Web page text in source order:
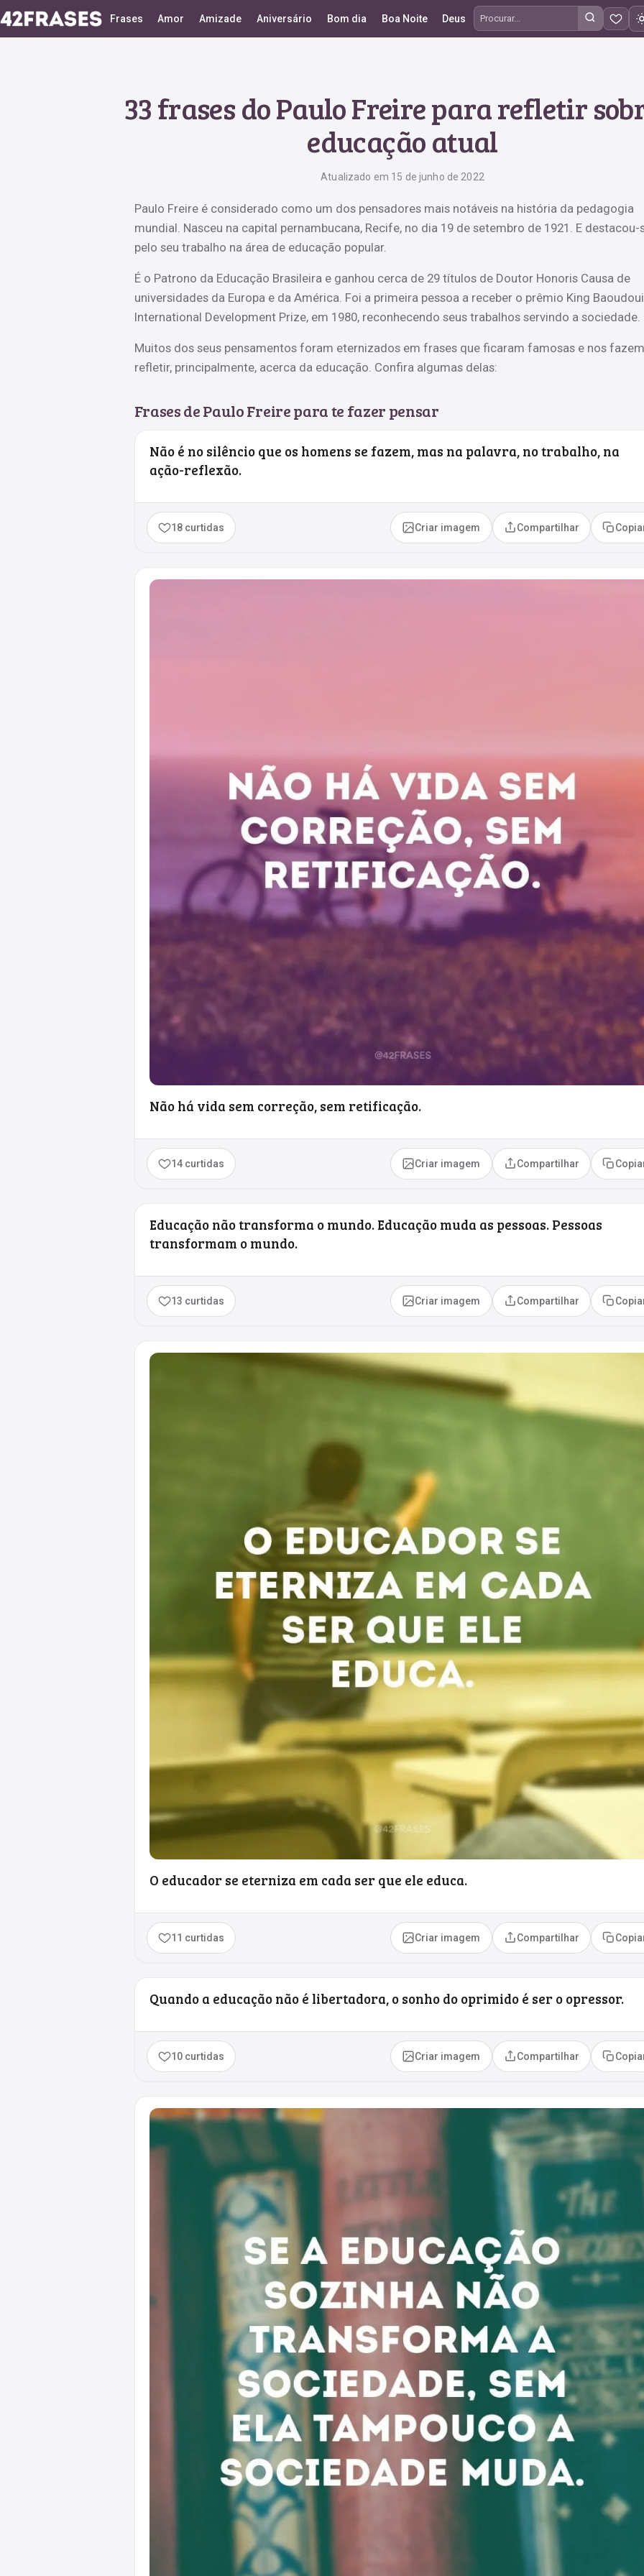
Frases Amor Amizade Aniversário Bom dia Boa Noite Deus
Procurar frases
33 frases do Paulo Freire para refletir
educação atual
Atualizado em 15 de junho de 2022
Paulo Freire é considerado como um dos pensadores mais notáveis na história da pedagogia
mundial. Nasceu na capital pernambucana, Recife, no dia 19 de setembro de 1921. E destacou-
pelo seu trabalho na área de educação popular.
É o Patrono da Educação Brasileira e ganhou cerca de 29 títulos de Doutor Honoris Causa de
universidades da Europa e da América. Foi a primeira pessoa a receber o prêmio King
International Development Prize, em 1980, reconhecendo seus trabalhos servindo a sociedade.
Muitos dos seus pensamentos foram eternizados em frases que ficaram famosas e nos fazem
refletir, principalmente, acerca da educação. Confira algumas delas:
Frases de Paulo Freire para te fazer pensar
Não é no silêncio que os homens se fazem, mas na palavra, no trabalho, na
ação-reflexão.
18 curtidas Criar imagem Compartilhar
Não há vida sem correção, sem retificação.
14 curtidas Criar imagem Compartilhar
Educação não transforma o mundo. Educação muda as pessoas. Pessoas
transformam o mundo.
13 curtidas Criar imagem Compartilhar
O educador se eterniza em cada ser que ele educa.
11 curtidas Criar imagem Compartilhar
Quando a educação não é libertadora, o sonho do oprimido é ser o opressor.
10 curtidas Criar imagem Compartilhar